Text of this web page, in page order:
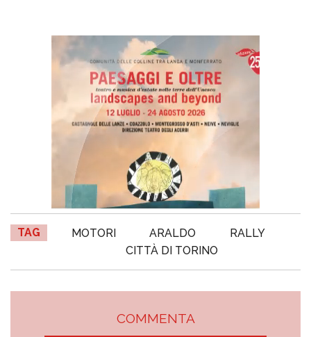
TAG MOTORI ARALDO
RALLY
CITTÀ DI TORINO
COMMENTA